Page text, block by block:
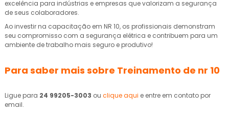
excelência para indústrias e empresas que valorizam a segurança
de seus colaboradores.
Ao investir na capacitação em NR 10, os profissionais demonstram
seu compromisso com a segurança elétrica e contribuem para um
ambiente de trabalho mais seguro e produtivo!
Para saber mais sobre Treinamento de nr 10
Ligue para 24 99205-3003 ou clique aqui e entre em contato por
email.